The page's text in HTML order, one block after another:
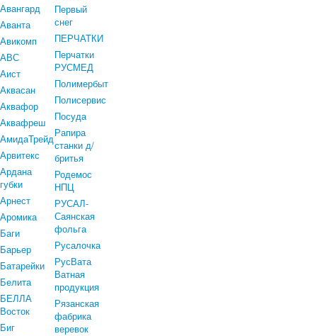
Авангард
Аванта
Авикомп
АВС
Аист
Аквасан
Аквафор
Аквафреш
АмидаТрейд
Арвитекс
Ардана
губки
Арнест
Аромика
Баги
Барьер
Батарейки
Белита
БЕЛЛА
Восток
Биг
Первый
снег
ПЕРЧАТКИ
Перчатки
РУСМЕД
Полимербыт
Полисервис
Посуда
Рапира
станки д/
бритья
Родемос
НПЦ
РУСАЛ-
Саянская
фольга
Русалочка
РусВата
Ватная
продукция
Рязанская
фабрика
веревок